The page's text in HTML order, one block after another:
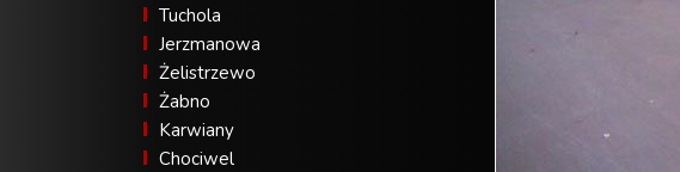
Tuchola
Jerzmanowa
Żelistrzewo
Żabno
Karwiany
Chociwel